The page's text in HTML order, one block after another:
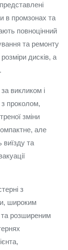
в промзонах та
повноцінний
та ремонту
дисків, а
викликом і
з проколом,
зміни
але
виїзду та
з
широким
та розширеним